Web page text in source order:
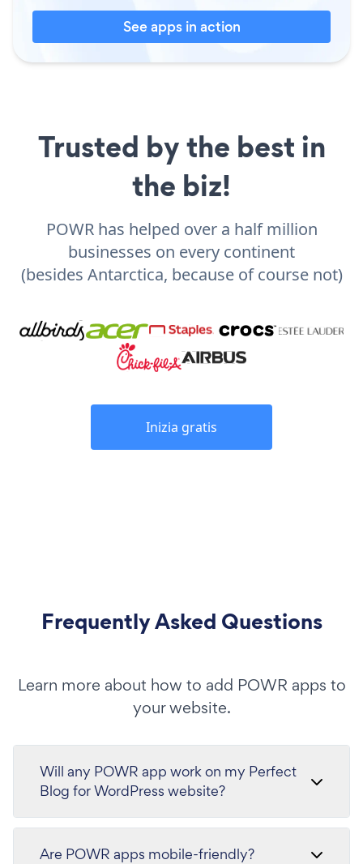
See apps in action
Trusted by the best in
the biz!
POWR has helped over a half million
businesses on every continent
(besides Antarctica, because of course not)
Inizia gratis
Frequently Asked Questions
Learn more about how to add POWR apps to
your website.
Will any POWR app work on my Perfect
Blog for WordPress website?
Are POWR apps mobile-friendly?